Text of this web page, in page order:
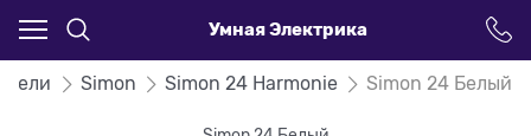
Умная Электрика
Simon Simon 24 Harmonie Simon 24 Белый